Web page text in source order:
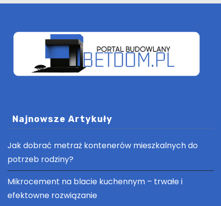
Najnowsze Artykuły
Jak dobrać metraż kontenerów mieszkalnych do
potrzeb rodziny?
Mikrocement na blacie kuchennym – trwałe i
efektowne rozwiązanie